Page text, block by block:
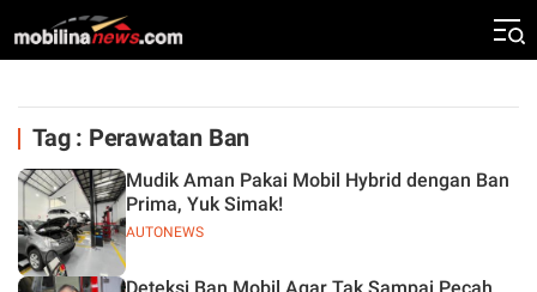
Tag : Perawatan Ban
AUTONEWS
Mudik Aman Pakai Mobil Hybrid dengan Ban
Prima, Yuk Simak!